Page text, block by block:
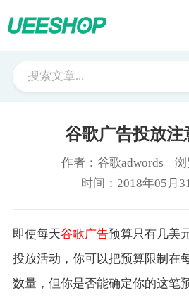
谷歌广告投放注
作者：谷歌adwords 浏
时间：2018年05月
即使每天谷歌广告预算只有几美
投放活动，你可以把预算限制在
数量，但你是否能确定你的这笔